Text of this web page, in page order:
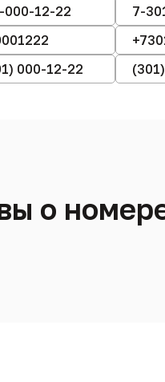
000-12-22 7-
000-12-22
о